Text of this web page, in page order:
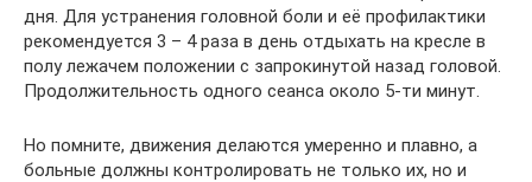
дня. Для устранения головной боли и её профилактики
рекомендуется 3 – 4 раза в день отдыхать на кресле в
полу лежачем положении с запрокинутой назад головой.
Продолжительность одного сеанса около 5-ти минут.
Но помните, движения делаются умеренно и плавно, а
больные должны контролировать не только их, но и